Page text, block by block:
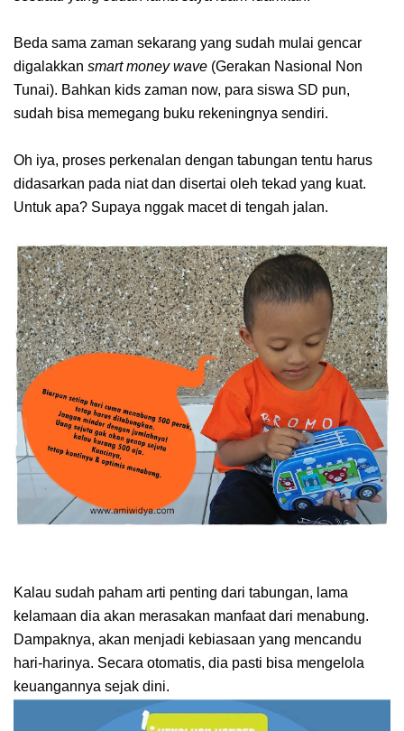
Beda sama zaman sekarang yang sudah mulai gencar
digalakkan smart money wave (Gerakan Nasional Non
Tunai). Bahkan kids zaman now, para siswa SD pun,
sudah bisa memegang buku rekeningnya sendiri.
Oh iya, proses perkenalan dengan tabungan tentu harus
didasarkan pada niat dan disertai oleh tekad yang kuat.
Untuk apa? Supaya nggak macet di tengah jalan.
Kalau sudah paham arti penting dari tabungan, lama
kelamaan dia akan merasakan manfaat dari menabung.
Dampaknya, akan menjadi kebiasaan yang mencandu
hari-harinya. Secara otomatis, dia pasti bisa mengelola
keuangannya sejak dini.